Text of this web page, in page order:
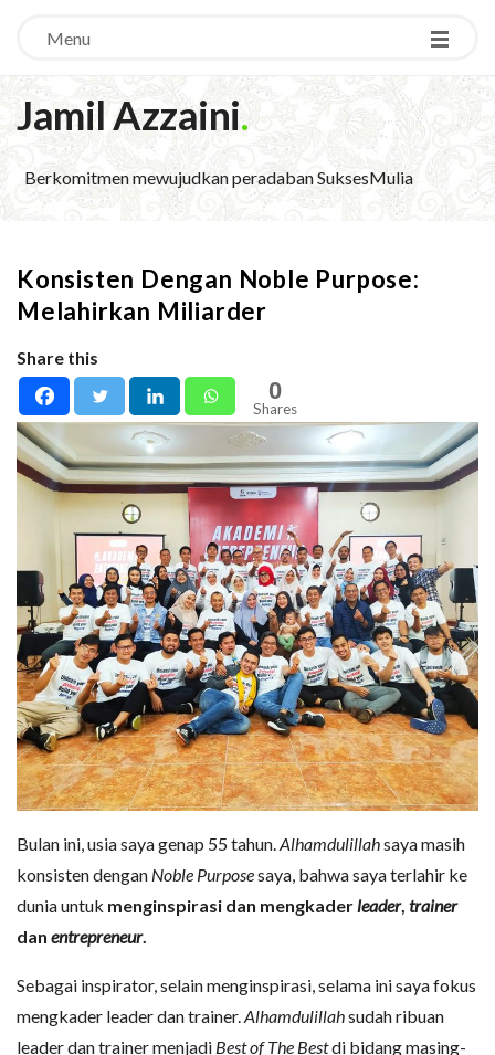
Menu
Jamil Azzaini.
Berkomitmen mewujudkan peradaban SuksesMulia
Konsisten Dengan Noble Purpose:
Melahirkan Miliarder
Share this
0
Shares
Bulan ini, usia saya genap 55 tahun.Alhamdulillahsaya masih
konsisten dengan Noble Purposesaya, bahwa saya terlahir ke
dunia untuk menginspirasi dan mengkaderleader, trainer
dan entrepreneur.
Sebagai inspirator, selain menginspirasi, selama ini saya fokus
mengkader leader dan trainer.Alhamdulillahsudah ribuan
leader dan trainer menjadi Best of The Bestdi bidang masing-